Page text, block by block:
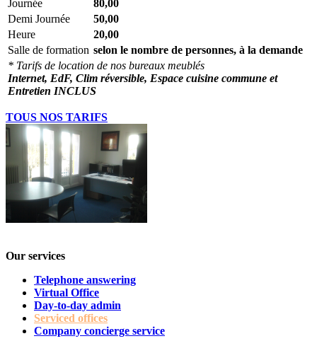
Journée
80,00
Demi Journée
50,00
Heure
20,00
Salle de formation selon le nombre de personnes, à la demande
* Tarifs de location de nos bureaux meublés
Internet, EdF, Clim réversible, Espace cuisine commune et
Entretien INCLUS
TOUS NOS TARIFS
Our services
Telephone answering
Virtual Office
Day-to-day admin
Serviced offices
Company concierge service